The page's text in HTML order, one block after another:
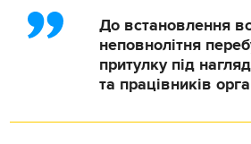
До встановлення
неповнолітня
притулку під
та працівників